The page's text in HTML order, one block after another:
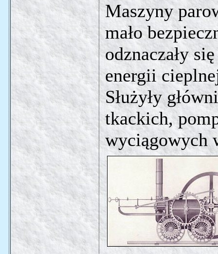
Maszyny
mało
odznaczały
energii
Służyły
tkackich,
wyciągowych